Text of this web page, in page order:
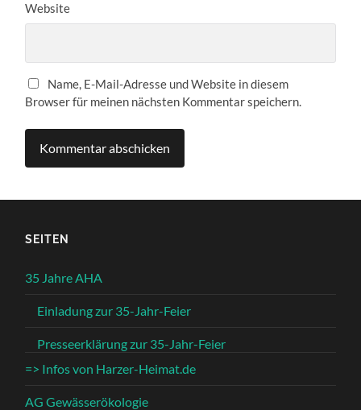
Website
Name, E-Mail-Adresse und Website in diesem
Browser für meinen nächsten Kommentar speichern.
SEITEN
35 Jahre AHA
Einladung zur 35-Jahr-Feier
Presseerklärung zur 35-Jahr-Feier
=> Infos von Harzer-Heimat.de
AG Gewässerökologie